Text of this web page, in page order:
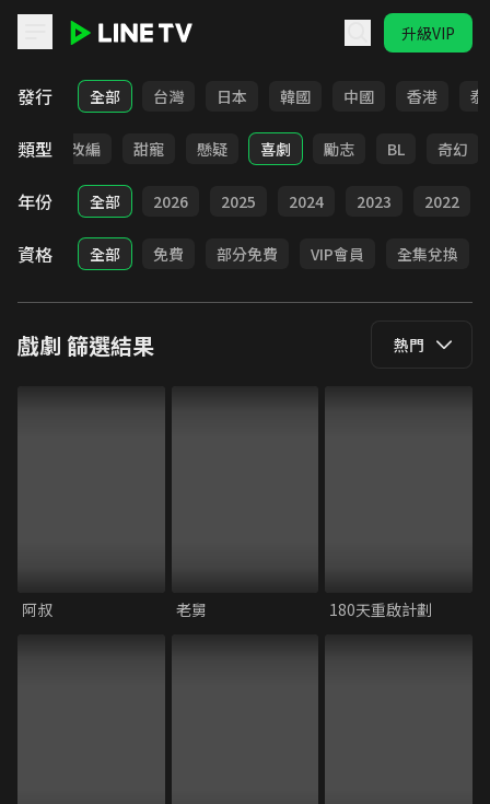
升級VIP
LINE TV - 戲劇
發行 全部 台灣 日本 韓國 中國 香港 泰
類型
都會 改編 甜寵 懸疑 喜劇 勵志 BL 奇幻
年份 全部 2026 2025 2024 2023 2022
資格 全部 免費 部分免費 VIP會員 全集兌換
戲劇 篩選結果 熱門
阿叔 老舅 180天重啟計劃